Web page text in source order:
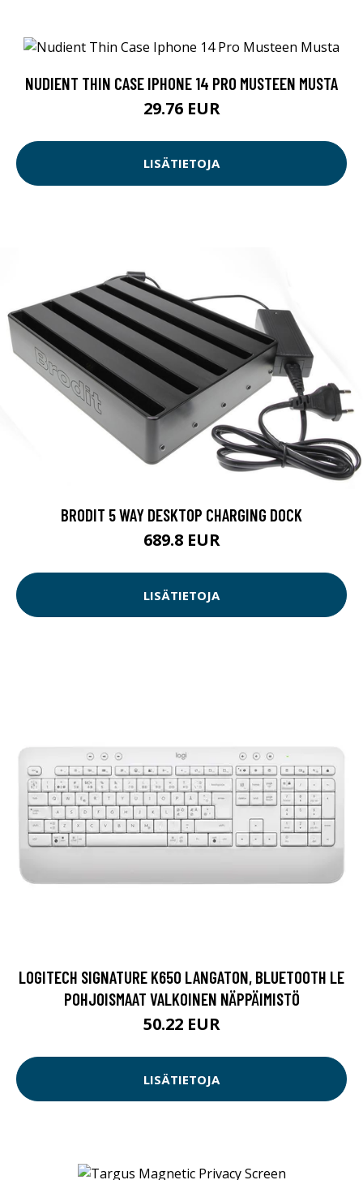
NUDIENT THIN CASE IPHONE 14 PRO MUSTEEN MUSTA
29.76 EUR
LISÄTIETOJA
BRODIT 5 WAY DESKTOP CHARGING DOCK
689.8 EUR
LISÄTIETOJA
LOGITECH SIGNATURE K650 LANGATON, BLUETOOTH LE
POHJOISMAAT VALKOINEN NÄPPÄIMISTÖ
50.22 EUR
LISÄTIETOJA